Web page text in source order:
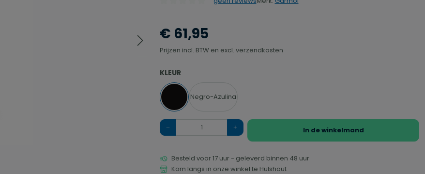
€ 61,95
Prijzen incl. BTW en excl. verzendkosten
SELECTEER
KLEUR
Negro
Negro-Azulina
Hoeveelheid
In de winkelmand
Besteld voor 17 uur - geleverd binnen 48 uur
Kom langs in onze winkel te Hulshout